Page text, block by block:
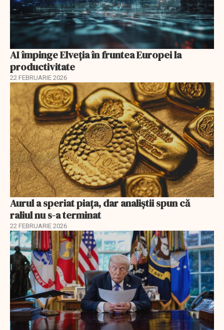
AI împinge Elveția în fruntea Europei la
productivitate
22 FEBRUARIE 2026
Aurul a speriat piața, dar analiștii spun că
raliul nu s-a terminat
22 FEBRUARIE 2026